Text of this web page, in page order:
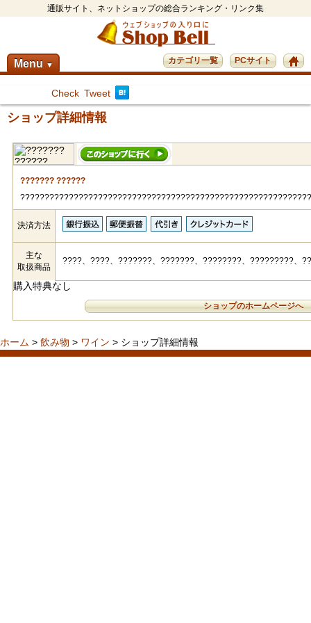
通販サイト、ネットショップの総合ランキング・リンク集
Menu ▼ PCサイト
カテゴリ一覧
Check Tweet
ショップ詳細情報
??????? ??????
決済方法
主な
取扱商品
????、????、???????、???????、????????、?????????、
購入特典なし
ショップのホームページへ
ホーム > 飲み物 > ワイン > ショップ詳細情報